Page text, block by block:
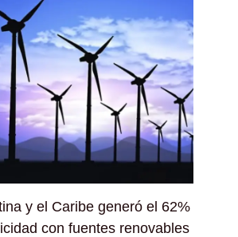
y el Caribe generó el 62%
con fuentes renovables